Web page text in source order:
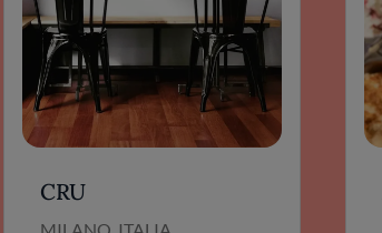
CRU
MILANO, ITALIA